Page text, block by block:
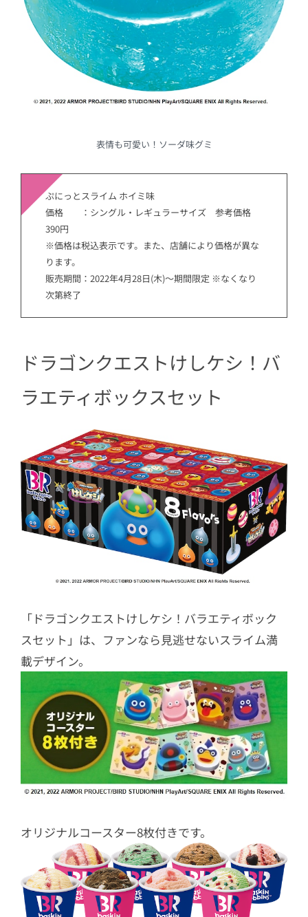
表情も可愛い！ソーダ味グミ
ぷにっとスライム ホイミ味
価格 ：シングル・レギュラーサイズ 参考価格
390円
※価格は税込表示です。また、店舗により価格が異な
ります。
販売期間：2022年4月28日(木)～期間限定 ※なくなり
次第終了
ドラゴンクエストけしケシ！バ
ラエティボックスセット
「ドラゴンクエストけしケシ！バラエティボック
スセット」は、ファンなら見逃せないスライム満
載デザイン。
オリジナルコースター8枚付きです。